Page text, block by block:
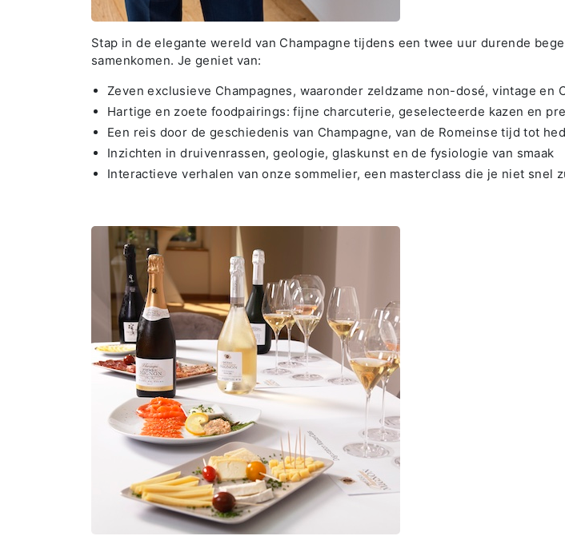
Stap in de elegante wereld van Champagne tijdens een twee uur durende
samenkomen. Je geniet van:
Zeven exclusieve Champagnes, waaronder zeldzame non-dosé, vintage en
Hartige en zoete foodpairings: fijne charcuterie, geselecteerde kazen en
Een reis door de geschiedenis van Champagne, van de Romeinse tijd tot
Inzichten in druivenrassen, geologie, glaskunst en de fysiologie van smaak
Interactieve verhalen van onze sommelier, een masterclass die je niet snel